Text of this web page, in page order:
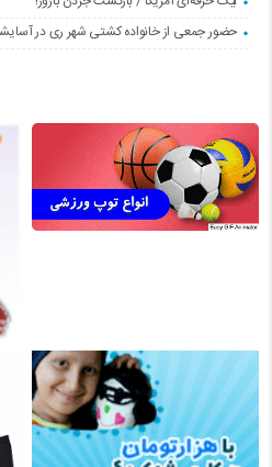
حضور جمعی از خانواده کشتی شهر ری در